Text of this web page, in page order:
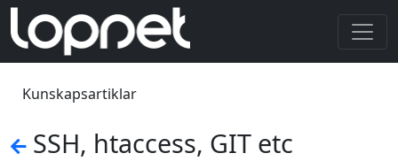
Kunskapsartiklar
SSH, htaccess, GIT etc